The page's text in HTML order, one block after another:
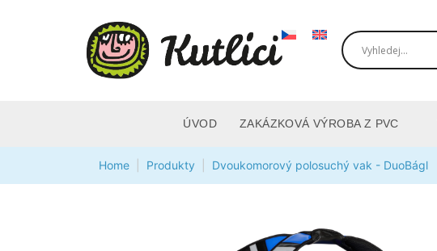
ÚVOD ZAKÁZKOVÁ VÝROBA Z PVC
Home Produkty Dvoukomorový polosuchý vak - DuoBágl